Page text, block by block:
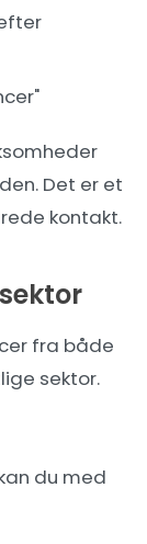
Det er et
kontakt.
fra både
sektor.
du med